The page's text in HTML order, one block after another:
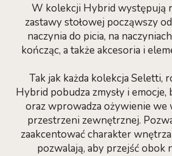
W kolekcji Hybrid występują
zastawy stołowej począwszy
naczynia do picia, na
kończąc, a także akcesoria i
Tak jak każda kolekcja Seletti,
Hybrid pobudza zmysły i
oraz wprowadza ożywienie
przestrzeni zewnętrznej.
zaakcentować charakter
pozwalają, aby przejść obok